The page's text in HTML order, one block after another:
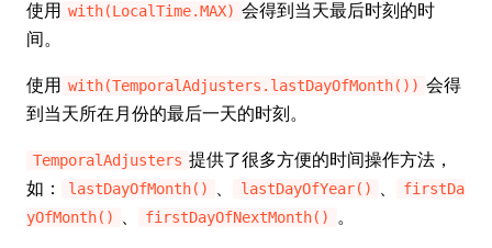
使用 with(LocalTime.MAX) 会得到当天最后时刻的时
间。
使用 with(TemporalAdjusters.lastDayOfMonth()) 会得
到当天所在月份的最后一天的时刻。
TemporalAdjusters 提供了很多方便的时间操作方法，
如：
lastDayOfMonth() lastDayOfYear()
firstDa
yOfMonth()
firstDayOfNextMonth() 。